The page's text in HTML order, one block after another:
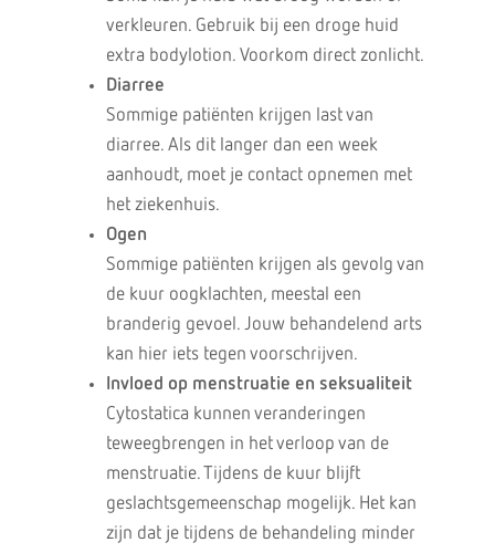
verkleuren. Gebruik bij een droge huid
extra bodylotion. Voorkom direct zonlicht.
Diarree
Sommige patiënten krijgen last van
diarree. Als dit langer dan een week
aanhoudt, moet je contact opnemen met
het ziekenhuis.
Ogen
Sommige patiënten krijgen als gevolg van
de kuur oogklachten, meestal een
branderig gevoel. Jouw behandelend arts
kan hier iets tegen voorschrijven.
Invloed op menstruatie en seksualiteit
Cytostatica kunnen veranderingen
teweegbrengen in het verloop van de
menstruatie. Tijdens de kuur blijft
geslachtsgemeenschap mogelijk. Het kan
zijn dat je tijdens de behandeling minder